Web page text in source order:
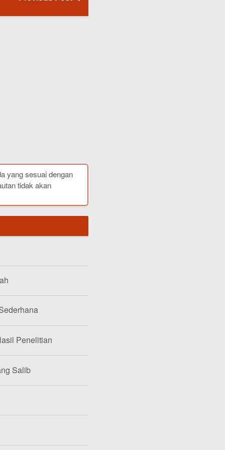
yang sesuai dengan
tidak akan
Penelitian
Salib